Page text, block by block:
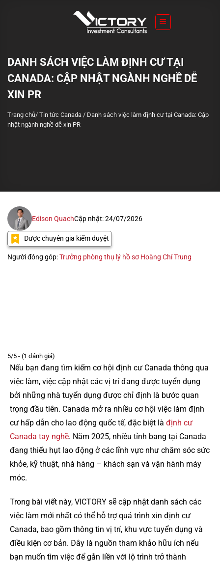
DANH SÁCH VIỆC LÀM ĐỊNH CƯ TẠI
CANADA: CẬP NHẬT NGÀNH NGHỀ DỄ
XIN PR
Trang chủ/ Tin tức Canada / Danh sách việc làm định cư tại Canada: Cập
nhật ngành nghề dễ xin PR
Edison QuachCập nhật: 24/07/2026
Được chuyên gia kiểm duyệt
Người đóng góp:Trưởng phòng thụ lý hồ sơ Hoàng Chí Trung
5/5 - (1 đánh giá)
Nếu bạn đang tìm kiếm cơ hội định cư Canada thông qua
việc làm, việc cập nhật các vị trí đang được tuyển dụng
bởi những nhà tuyển dụng được chỉ định là bước quan
trọng đầu tiên. Canada mở ra nhiều cơ hội việc làm định
cư hấp dẫn cho lao động quốc tế, đặc biệt là định cư
Canada tay nghề. Năm 2025, nhiều tỉnh bang tại Canada
đang thiếu hụt lao động ở các lĩnh vực như chăm sóc sức
khỏe, kỹ thuật, nhà hàng – khách sạn và vận hành máy
móc.
Trong bài viết này, VICTORY sẽ cập nhật danh sách các
việc làm mới nhất có thể hỗ trợ quá trình xin định cư
Canada, bao gồm thông tin vị trí, khu vực tuyển dụng và
điều kiện cơ bản. Đây là nguồn tham khảo hữu ích nếu
bạn muốn tìm việc để gắn liền với lộ trình trở thành